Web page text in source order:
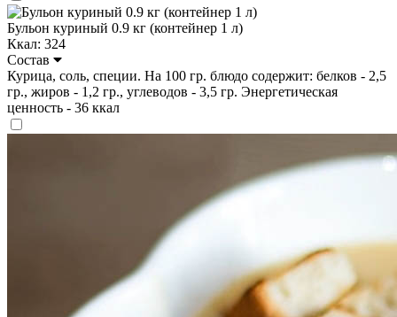
Бульон куриный 0.9 кг (контейнер 1 л)
Ккал: 324
Состав
Курица, соль, специи. На 100 гр. блюдо содержит: белков - 2,5
гр., жиров - 1,2 гр., углеводов - 3,5 гр. Энергетическая
ценность - 36 ккал